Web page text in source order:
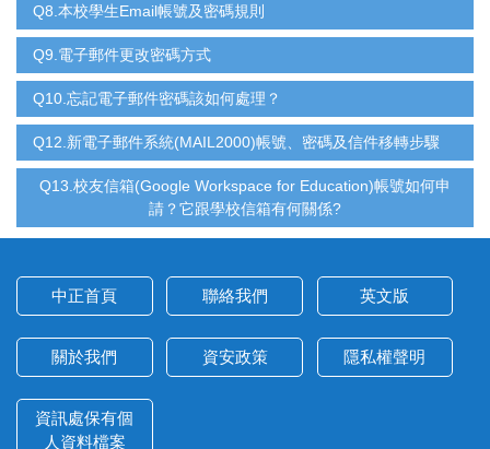
Q8.本校學生Email帳號及密碼規則
Q9.電子郵件更改密碼方式
Q10.忘記電子郵件密碼該如何處理？
Q12.新電子郵件系統(MAIL2000)帳號、密碼及信件移轉步驟
Q13.校友信箱(Google Workspace for Education)帳號如何申
請？它跟學校信箱有何關係?
中正首頁 聯絡我們 英文版
關於我們 資安政策 隱私權聲明
資訊處保有個
人資料檔案